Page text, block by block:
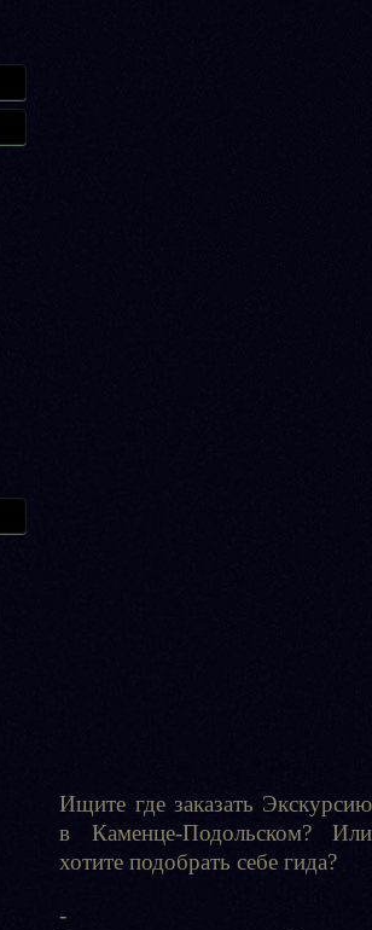
Ищите где заказать Экскурсию
в Каменце-Подольском? Или
хотите подобрать себе гида?
-